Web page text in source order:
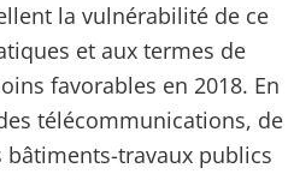
la vulnérabilité de ce
et aux termes de
favorables en 2018. En
télécommunications, de
bâtiments-travaux publics